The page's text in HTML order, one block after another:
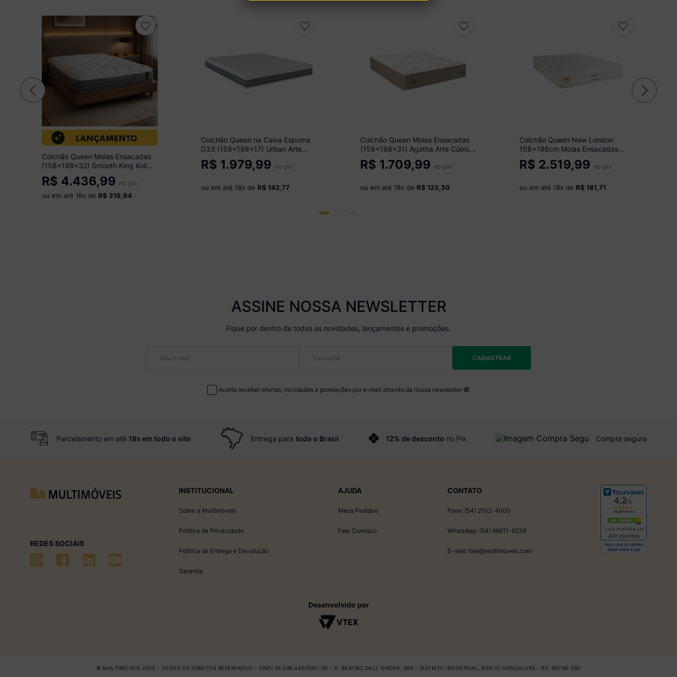
Colchão Queen Molas Ensacadas
(158x198x32) Smooth King Koil
CR457D Cinza
R$ 4.436,99 no pix
ou em até 18x de R$ 319,94
Colchão Queen na Caixa Espuma
D33 (158x198x17) Urban Arte
Cúbica CR35452 Cinza
R$ 1.979,99 no pix
ou em até 18x de R$ 142,77
Colchão Queen Molas Ensacadas
(158x198x31) Agatha Arte Cúbica
CR35432 Bege
R$ 1.709,99 no pix
ou em até 18x de R$ 123,30
Colchão Queen New London
158x198cm Molas Ensacadas
Inducol CR444D Branco/Bege
R$ 2.519,99 no pix
ou em até 18x de R$ 181,71
ASSINE NOSSA NEWSLETTER
Fique por dentro de todas as novidades, lançamentos e promoções.
CADASTRAR
Aceito receber ofertas, novidades e promoções por e-mail através da nossa newsletter 🎁
Parcelamento em até 18x em todo o site Entrega paratodo o Brasil 12% de desconto no Pix Compra segura
REDES SOCIAIS
INSTITUCIONAL
Sobre a Multimóveis
Política de Privacidade
Política de Entrega e Devolução
Garantia
AJUDA
Meus Pedidos
Fale Conosco
CONTATO
Fone: (54) 2102-4000
WhatsApp: (54) 99611-6238
E-mail: fale@multimoveis.com
Desenvolvido por
© MULTIMOVEIS 2025 - TODOS OS DIREITOS RESERVADOS - CNPJ 00.349.443/0001-92 - R. BEATRIZ DALL ONDER, 266 - DISTRITO INDUSTRIAL, BENTO GONÇALVES - RS, 95706-350